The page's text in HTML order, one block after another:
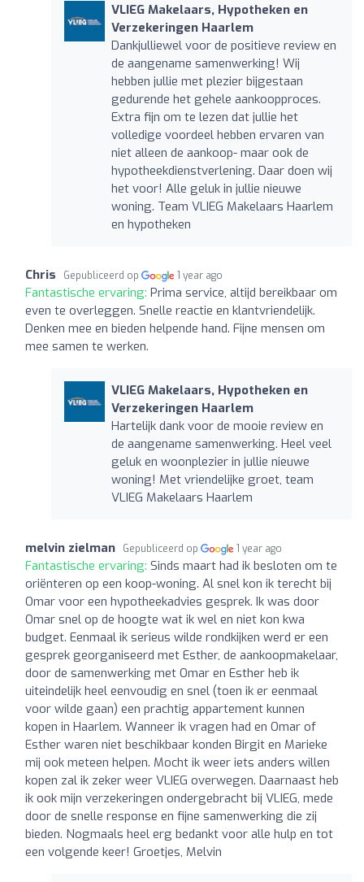
VLIEG Makelaars, Hypotheken en
Verzekeringen Haarlem
Dankjulliewel voor de positieve review en
de aangename samenwerking! Wij
hebben jullie met plezier bijgestaan
gedurende het gehele aankoopproces.
Extra fijn om te lezen dat jullie het
volledige voordeel hebben ervaren van
niet alleen de aankoop- maar ook de
hypotheekdienstverlening. Daar doen wij
het voor! Alle geluk in jullie nieuwe
woning. Team VLIEG Makelaars Haarlem
en hypotheken
Chris Gepubliceerd op 1 year ago
Fantastische ervaring: Prima service, altijd bereikbaar om
even te overleggen. Snelle reactie en klantvriendelijk.
Denken mee en bieden helpende hand. Fijne mensen om
mee samen te werken.
VLIEG Makelaars, Hypotheken en
Verzekeringen Haarlem
Hartelijk dank voor de mooie review en
de aangename samenwerking. Heel veel
geluk en woonplezier in jullie nieuwe
woning! Met vriendelijke groet, team
VLIEG Makelaars Haarlem
melvin zielman Gepubliceerd op 1 year ago
Fantastische ervaring: Sinds maart had ik besloten om te
oriënteren op een koop-woning. Al snel kon ik terecht bij
Omar voor een hypotheekadvies gesprek. Ik was door
Omar snel op de hoogte wat ik wel en niet kon kwa
budget. Eenmaal ik serieus wilde rondkijken werd er een
gesprek georganiseerd met Esther, de aankoopmakelaar,
door de samenwerking met Omar en Esther heb ik
uiteindelijk heel eenvoudig en snel (toen ik er eenmaal
voor wilde gaan) een prachtig appartement kunnen
kopen in Haarlem. Wanneer ik vragen had en Omar of
Esther waren niet beschikbaar konden Birgit en Marieke
mij ook meteen helpen. Mocht ik weer iets anders willen
kopen zal ik zeker weer VLIEG overwegen. Daarnaast heb
ik ook mijn verzekeringen ondergebracht bij VLIEG, mede
door de snelle response en fijne samenwerking die zij
bieden. Nogmaals heel erg bedankt voor alle hulp en tot
een volgende keer! Groetjes, Melvin